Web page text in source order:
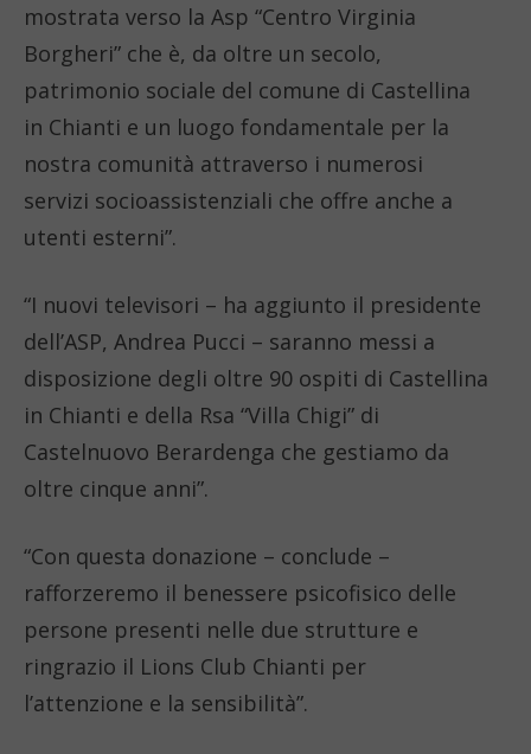
mostrata verso la Asp “Centro Virginia
Borgheri” che è, da oltre un secolo,
patrimonio sociale del comune di Castellina
in Chianti e un luogo fondamentale per la
nostra comunità attraverso i numerosi
servizi socioassistenziali che offre anche a
utenti esterni”.
“I nuovi televisori – ha aggiunto il presidente
dell’ASP, Andrea Pucci – saranno messi a
disposizione degli oltre 90 ospiti di Castellina
in Chianti e della Rsa “Villa Chigi” di
Castelnuovo Berardenga che gestiamo da
oltre cinque anni”.
“Con questa donazione – conclude –
rafforzeremo il benessere psicofisico delle
persone presenti nelle due strutture e
ringrazio il Lions Club Chianti per
l’attenzione e la sensibilità”.